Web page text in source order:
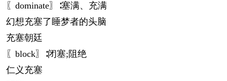
〖dominate〗∶塞满、充满
幻想充塞了睡梦者的头脑
充塞朝廷
〖block〗∶闭塞;阻绝
仁义充塞